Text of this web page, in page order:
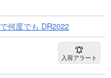
何度でも DR2022
入荷アラート